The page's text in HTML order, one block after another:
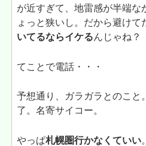
が近すぎて、地雷感が半端な
ょっと狭いし。だから避けて
いてるならイケるんじゃね？
てことで電話・・・
予想通り、ガラガラとのこと
了。名寄サイコー。
やっぱ札幌圏行かなくていい